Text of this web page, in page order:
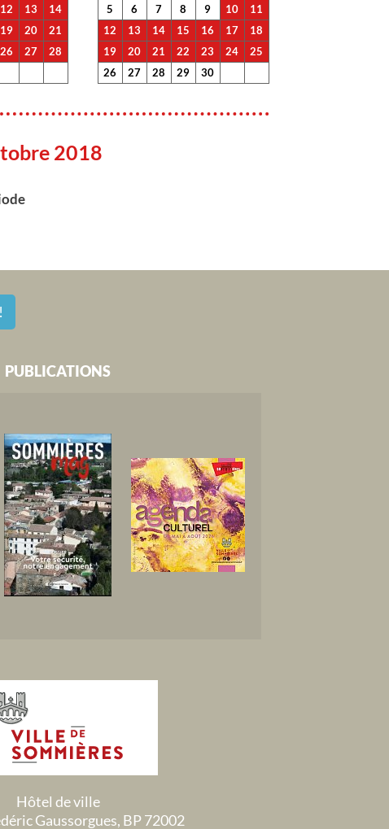
12 13
14
19 20
21
26 27
28
5
6 7 8 9 10
11
12
13 14 15 16 17
18
19
20 21 22 23 24
25
26
27 28 29 30
2018
PUBLICATIONS
Hôtel de ville
Gaussorgues, BP 72002